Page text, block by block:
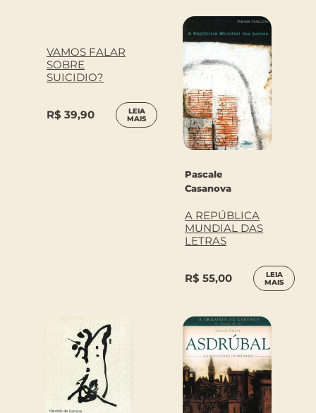
VAMOS FALAR
SOBRE
SUICIDIO?
R$ 39,90
LEIA
MAIS
Pascale
Casanova
A REPÚBLICA
MUNDIAL DAS
LETRAS
R$ 55,00
LEIA
MAIS